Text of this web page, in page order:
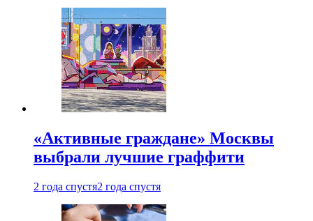
«Активные граждане» Москвы
выбрали лучшие граффити
2 года спустя2 года спустя